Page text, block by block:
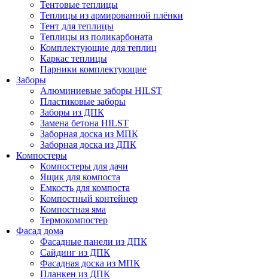
Тентовые теплицы
Теплицы из армированной плёнки
Тент для теплицы
Теплицы из поликарбоната
Комплектующие для теплиц
Каркас теплицы
Парники комплектующие
Заборы
Алюминиевые заборы HILST
Пластиковые заборы
Заборы из ДПК
Замена бетона HILST
Заборная доска из МПК
Заборная доска из ДПК
Компостеры
Компостеры для дачи
Ящик для компоста
Емкость для компоста
Компостный контейнер
Компостная яма
Термокомпостер
Фасад дома
Фасадные панели из ДПК
Сайдинг из ДПК
Фасадная доска из МПК
Планкен из ДПК